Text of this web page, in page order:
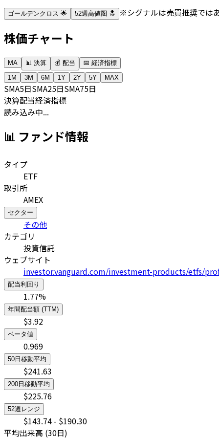
ゴールデンクロス 🌟 52週高値圏 🔝 ※シグナルは売買推奨では
株価チャート
MA 📊 決算 💰 配当
📅 経済指標
1M
3M 6M 1Y 2Y 5Y MAX
SMA5日SMA25日SMA75日
決算配当経済指標
読み込み中...
📊 ファンド情報
タイプ
ETF
取引所
AMEX
セクター
その他
カテゴリ
投資信託
ウェブサイト
investor.vanguard.com/investment-products/etfs/
配当利回り
1.77%
年間配当額 (TTM)
$3.92
ベータ値
0.969
50日移動平均
$241.63
200日移動平均
$225.76
52週レンジ
$143.74 - $190.30
平均出来高 (30日)